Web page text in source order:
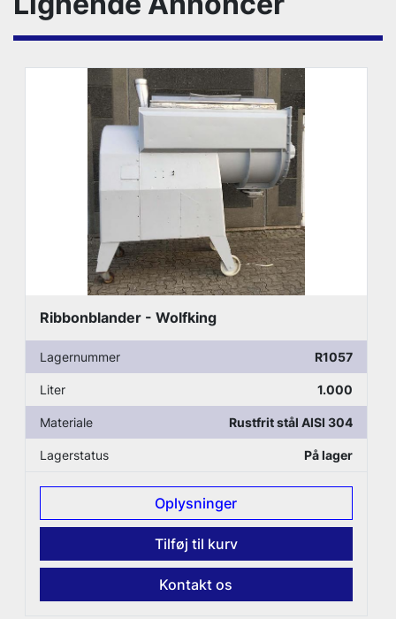
Ribbonblander - Wolfking
Lagernummer R1057
Liter 1.000
Materiale Rustfrit stål AISI 304
Lagerstatus På lager
Oplysninger
Tilføj til kurv
Kontakt os